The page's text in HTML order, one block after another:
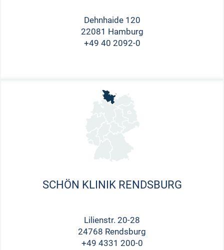
Dehnhaide 120
22081 Hamburg
+49 40 2092-0
SCHÖN KLINIK RENDSBURG
Lilienstr. 20-28
24768 Rendsburg
+49 4331 200-0